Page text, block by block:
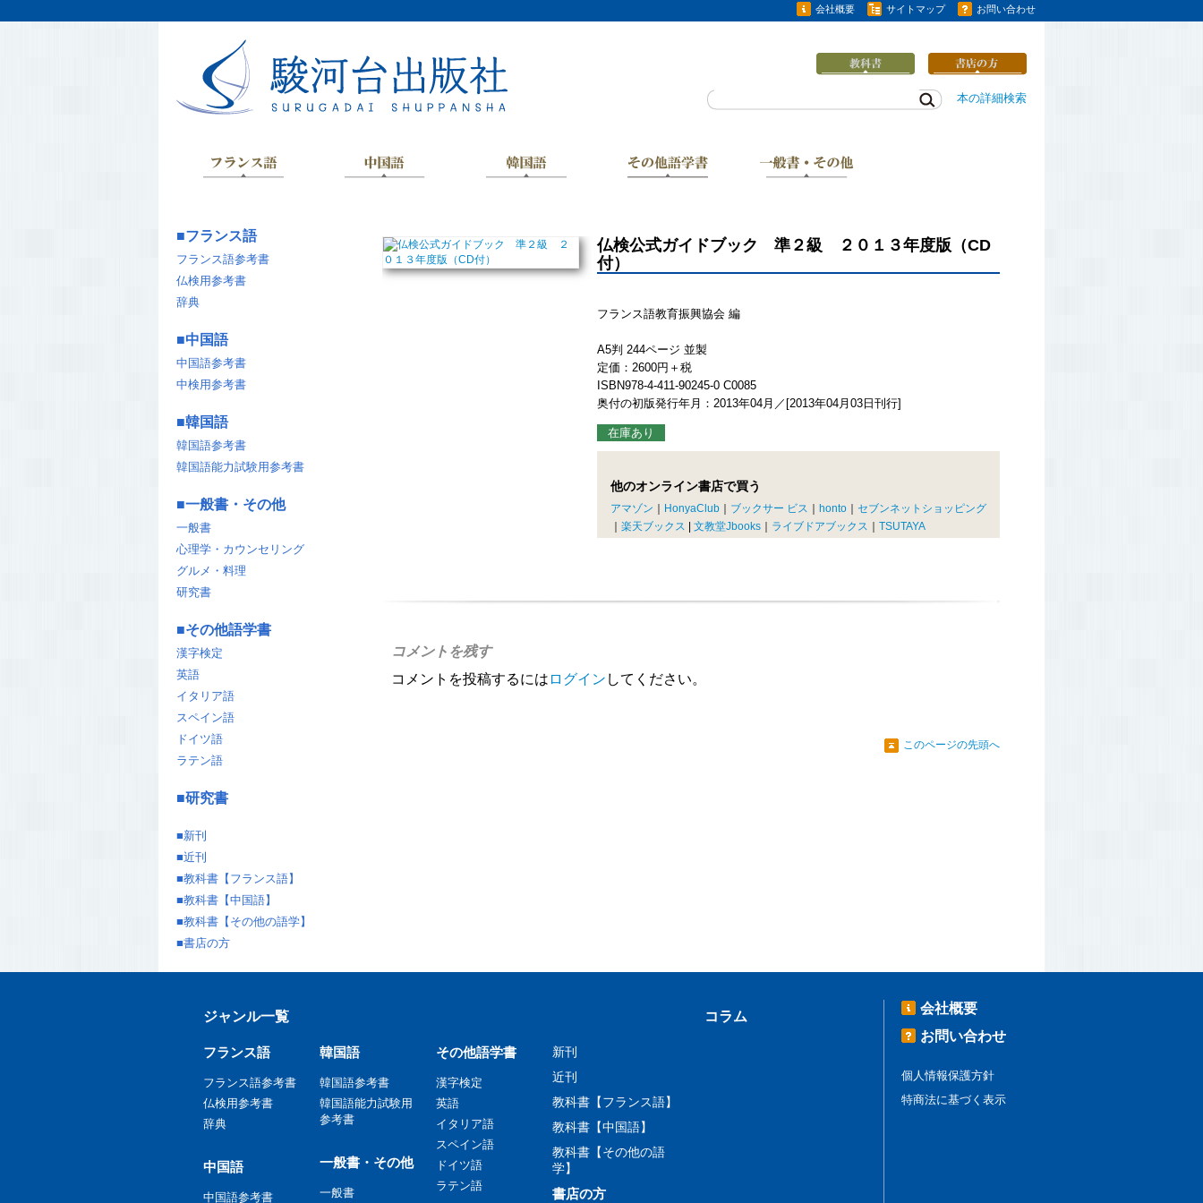
会社概要 サイトマップ お問い合わせ
本の詳細検索
仏検公式ガイドブック 準２級 ２０１３年度版（CD
付）
フランス語教育振興協会 編
A5判 244ページ 並製
定価：2600円＋税
ISBN978-4-411-90245-0 C0085
奥付の初版発行年月：2013年04月／[2013年04月03日刊行]
在庫あり
他のオンライン書店で買う
アマゾン HonyaClub ブックサー ビス honto
セブンネットショッピング
楽天ブックス 文教堂Jbooks ライブドアブックス TSUTAYA
コメントを残す
コメントを投稿するには ログイン してください。
このページの先頭へ
■フランス語
フランス語参考書
仏検用参考書
辞典
■中国語
中国語参考書
中検用参考書
■韓国語
韓国語参考書
韓国語能力試験用参考書
■一般書・その他
一般書
心理学・カウンセリング
グルメ・料理
研究書
■その他語学書
漢字検定
英語
イタリア語
スペイン語
ドイツ語
ラテン語
■研究書
■新刊
■近刊
■教科書【フランス語】
■教科書【中国語】
■教科書【その他の語学】
■書店の方
ジャンル一覧 コラム
フランス語
フランス語参考書
仏検用参考書
辞典
中国語
中国語参考書
韓国語
韓国語参考書
韓国語能力試験用
参考書
一般書・その他
一般書
その他語学書
漢字検定
英語
イタリア語
スペイン語
ドイツ語
ラテン語
新刊
近刊
教科書【フランス語】
教科書【中国語】
教科書【その他の語
学】
書店の方
会社概要
お問い合わせ
個人情報保護方針
特商法に基づく表示